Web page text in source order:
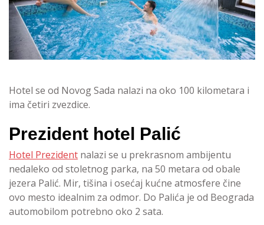
Hotel se od Novog Sada nalazi na oko 100 kilometara i
ima četiri zvezdice.
Prezident hotel Palić
Hotel Prezident nalazi se u prekrasnom ambijentu
nedaleko od stoletnog parka, na 50 metara od obale
jezera Palić. Mir, tišina i osećaj kućne atmosfere čine
ovo mesto idealnim za odmor. Do Palića je od Beograda
automobilom potrebno oko 2 sata.